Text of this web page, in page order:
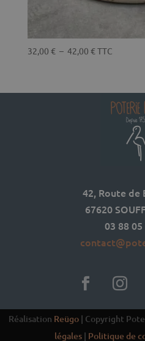
32,00 € – 42,00 €Plage
32,00 €
TTC
42, Route de
67620
03 88
Réalisation Reügo | Copyright
légales| Politique de